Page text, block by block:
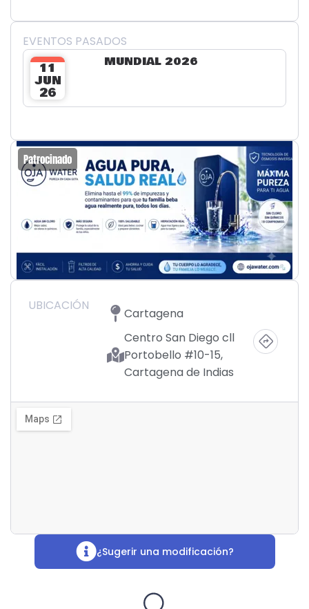
EVENTOS PASADOS
11
JUN
26
MUNDIAL 2026
Patrocinado
UBICACIÓN
Cartagena
Centro San Diego cll
Portobello #10-15,
Cartagena de Indias
¿Sugerir una modificación?